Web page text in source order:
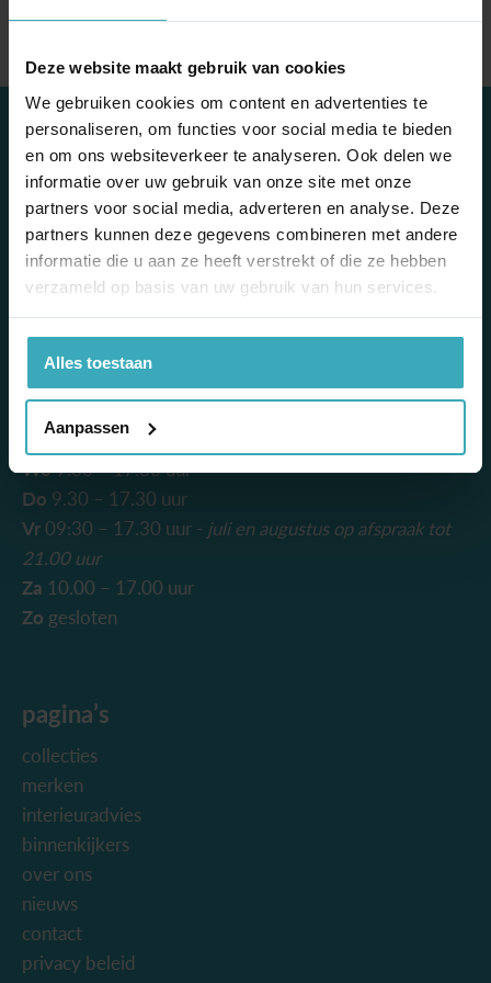
Deze website maakt gebruik van cookies
We gebruiken cookies om content en advertenties te
personaliseren, om functies voor social media te bieden
en om ons websiteverkeer te analyseren. Ook delen we
informatie over uw gebruik van onze site met onze
partners voor social media, adverteren en analyse. Deze
partners kunnen deze gegevens combineren met andere
informatie die u aan ze heeft verstrekt of die ze hebben
verzameld op basis van uw gebruik van hun services.
Alles toestaan
Aanpassen
contact
Mooi & More Wonen
Escudostraat 7
2991 XV Barendrecht
010 – 420 41 45
info@mooienmore.nl
openingstijden
9.30 – 17.30 uur
Wo9.30 – 17.30 uur
Do 9.30 – 17.30 uur
Vr 09:30 – 17.30 uur - juli en augustus op afspraak tot
21.00 uur
Za 10.00 – 17.00 uur
Zo gesloten
pagina’s
collecties
merken
interieuradvies
binnenkijkers
over ons
nieuws
contact
privacy beleid